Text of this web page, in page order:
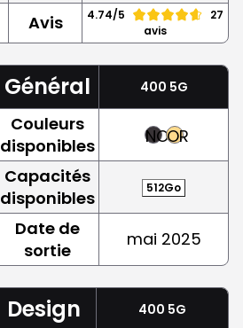
Avis 4.74/5
27
avis
Général 400 5G
Couleurs
disponibles
NOIR
OR
Capacités
disponibles
512Go
Date de
sortie
mai 2025
Design 400 5G